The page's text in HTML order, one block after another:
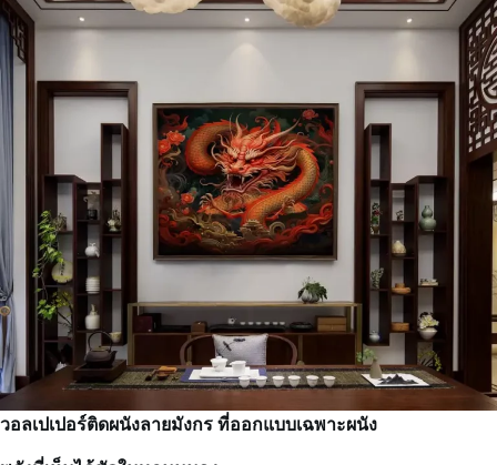
วอลเปเปอร์ติดผนังลายมังกร ที่ออกแบบเฉพาะผนัง